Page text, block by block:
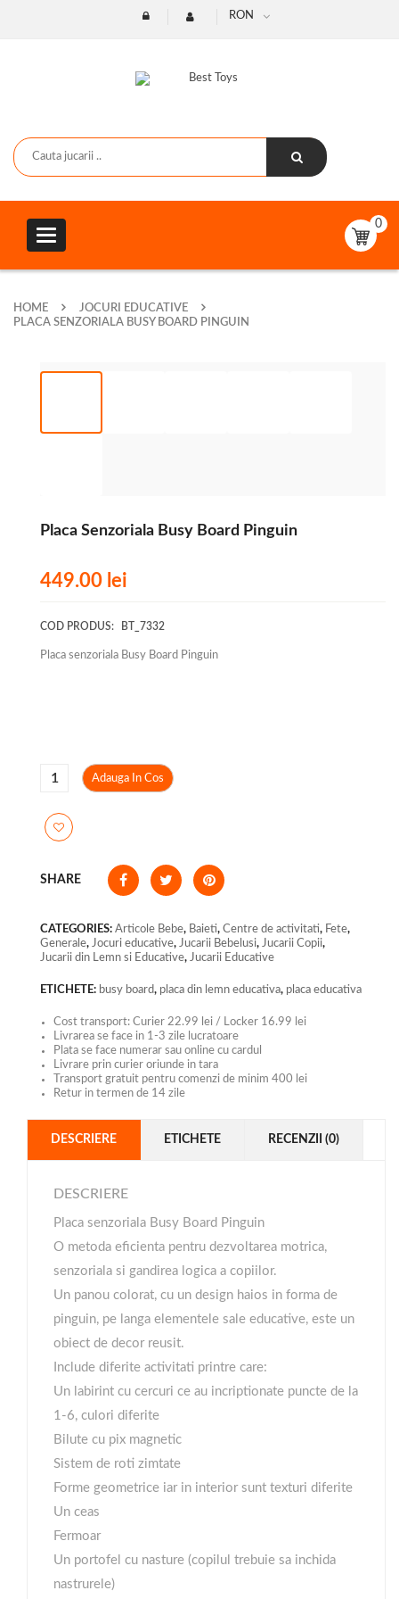
RON
Toggle
navigation
0
HOME
JOCURI EDUCATIVE
PLACA SENZORIALA BUSY BOARD PINGUIN
Placa Senzoriala Busy Board Pinguin
449.00 lei
COD PRODUS: BT_7332
Placa senzoriala Busy Board Pinguin
Adauga In Cos
SHARE
CATEGORIES: Articole Bebe, Baieti, Centre de activitati, Fete,
Generale, Jocuri educative, Jucarii Bebelusi, Jucarii Copii,
Jucarii din Lemn si Educative, Jucarii Educative
ETICHETE: busy board, placa din lemn educativa, placa educativa
Cost transport: Curier 22.99 lei / Locker 16.99 lei
Livrarea se face in 1-3 zile lucratoare
Plata se face numerar sau online cu cardul
Livrare prin curier oriunde in tara
Transport gratuit pentru comenzi de minim 400 lei
Retur in termen de 14 zile
DESCRIERE ETICHETE RECENZII (0)
DESCRIERE
Placa senzoriala Busy Board Pinguin
O metoda eficienta pentru dezvoltarea motrica,
senzoriala si gandirea logica a copiilor.
Un panou colorat, cu un design haios in forma de
pinguin, pe langa elementele sale educative, este un
obiect de decor reusit.
Include diferite activitati printre care:
Un labirint cu cercuri ce au incriptionate puncte de la
1-6, culori diferite
Bilute cu pix magnetic
Sistem de roti zimtate
Forme geometrice iar in interior sunt texturi diferite
Un ceas
Fermoar
Un portofel cu nasture (copilul trebuie sa inchida
nastrurele)